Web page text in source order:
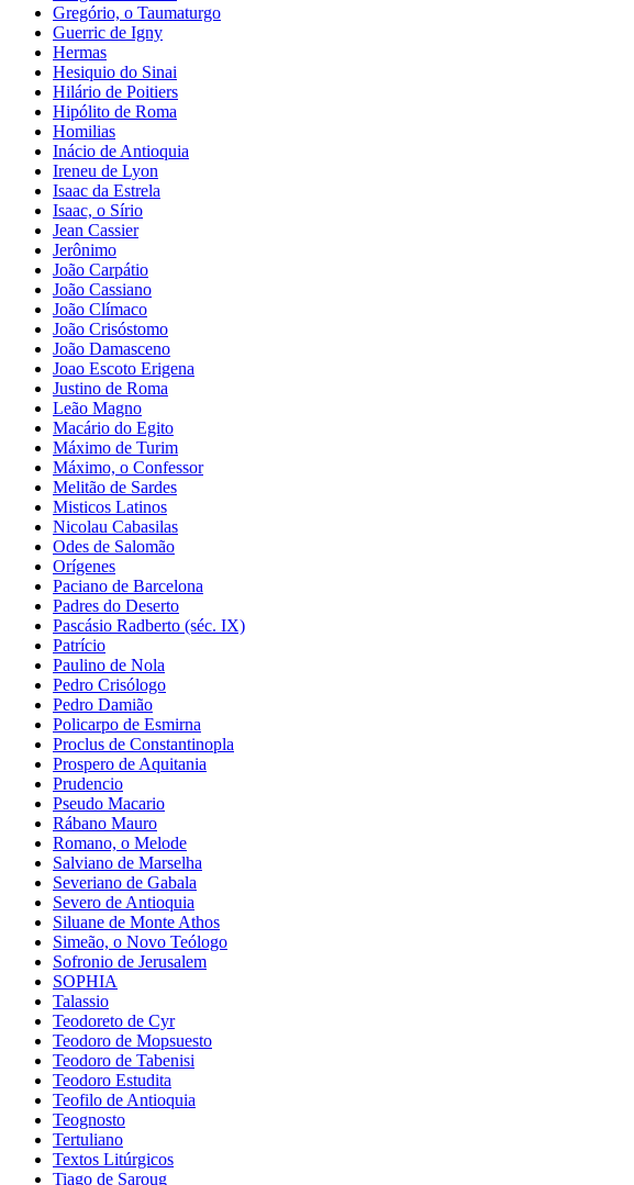
Gregório, o Taumaturgo
Guerric de Igny
Hermas
Hesiquio do Sinai
Hilário de Poitiers
Hipólito de Roma
Homilias
Inácio de Antioquia
Ireneu de Lyon
Isaac da Estrela
Isaac, o Sírio
Jean Cassier
Jerônimo
João Carpátio
João Cassiano
João Clímaco
João Crisóstomo
João Damasceno
Joao Escoto Erigena
Justino de Roma
Leão Magno
Macário do Egito
Máximo de Turim
Máximo, o Confessor
Melitão de Sardes
Misticos Latinos
Nicolau Cabasilas
Odes de Salomão
Orígenes
Paciano de Barcelona
Padres do Deserto
Pascásio Radberto (séc. IX)
Patrício
Paulino de Nola
Pedro Crisólogo
Pedro Damião
Policarpo de Esmirna
Proclus de Constantinopla
Prospero de Aquitania
Prudencio
Pseudo Macario
Rábano Mauro
Romano, o Melode
Salviano de Marselha
Severiano de Gabala
Severo de Antioquia
Siluane de Monte Athos
Simeão, o Novo Teólogo
Sofronio de Jerusalem
SOPHIA
Talassio
Teodoreto de Cyr
Teodoro de Mopsuesto
Teodoro de Tabenisi
Teodoro Estudita
Teofilo de Antioquia
Teognosto
Tertuliano
Textos Litúrgicos
Tiago de Saroug